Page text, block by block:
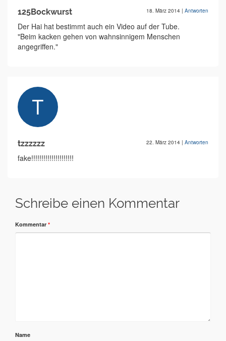
125Bockwurst 18. März 2014 | Antworten
Der Hai hat bestimmt auch ein Video auf der Tube.
"Beim kacken gehen von wahnsinnigem Menschen
angegriffen."
tzzzzzz 22. März 2014 | Antworten
fake!!!!!!!!!!!!!!!!!!!!!
Schreibe einen Kommentar
Kommentar *
Name